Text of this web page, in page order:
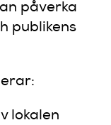
påverka
publikens
lokalen